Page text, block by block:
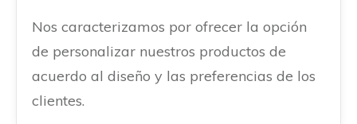
Nos caracterizamos por ofrecer la opción
de personalizar nuestros productos de
acuerdo al diseño y las preferencias de los
clientes.